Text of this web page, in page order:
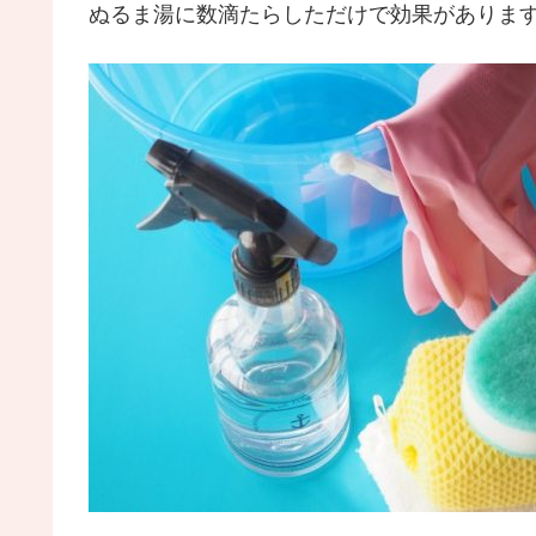
ぬるま湯に数滴たらしただけで効果がありま